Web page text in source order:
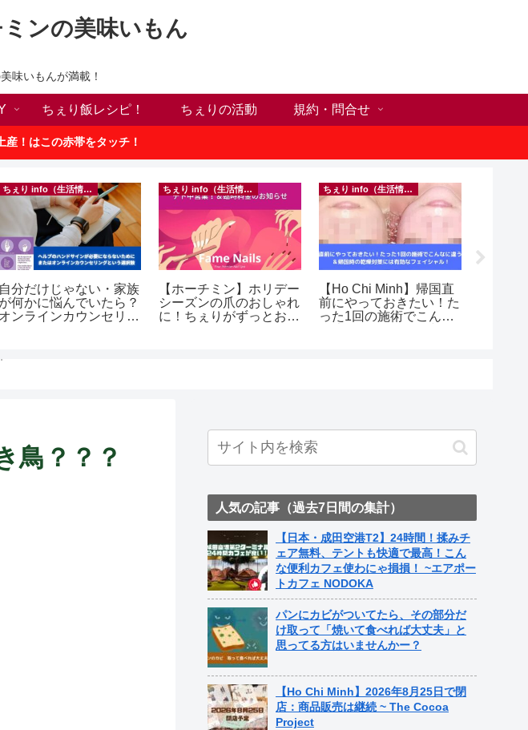
ンの美味いもん
味いもんが満載！
ちぇり飯レシピ！ ちぇりの活動 規約・問合せ
！はこの赤帯をタッチ！
ちぇり info（生活情報）
自分だけじゃない・家族
が何かに悩んでいたら？
オンラインカウンセリン
ちぇり info（生活情報）
【ホーチミン】ホリデー
シーズンの爪のおしゃれ
に！ちぇりがずっとお世
ちぇり info（生活情報）
【Ho Chi Minh】帰国直
前にやっておきたい！た
った1回の施術でこんな
？？？
人気の記事（過去7日間の集計）
【日本・成田空港T2】24時間！揉みチ
ェア無料、テントも快適で最高！こん
な便利カフェ使わにゃ損損！ ~エアポー
トカフェ NODOKA
パンにカビがついてたら、その部分だ
け取って「焼いて食べれば大丈夫」と
思ってる方はいませんかー？
【Ho Chi Minh】2026年8月25日で閉
店：商品販売は継続 ~ The Cocoa
Project